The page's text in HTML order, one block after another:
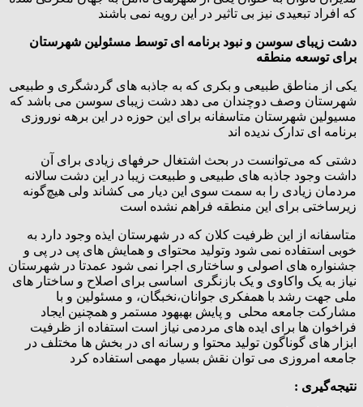
که افراد تبعیدی نیز بی تاثیر در این رویه نمی باشند
دشت زیبای سوسن و نبود برنامه ای توسط مسئولین شهرستان
برای توسعه منطقه
یکی از مناطق طبیعی و بکری که به جاذبه های گردشگری و طبیعی
شهرستان وصف دوچندان می دهد دشت زیبای سوسن می باشد که
مسیولین شهرستان متاسفانه برای این حوزه در این برهه نوروزی
برنامه ای تدارک ندیده اند
دشتی که می‌توانست در بحث اشتغال حرفهای زیادی برای آن
داشت وجود جاذبه های طبیعی و طبیعت زیبا در این دشت سالانه
مردمان زیادی را به سمت سوی این دیار می کشاند ولی هیچ‌گونه
زیرساختی برای این منطقه فراهم نشده است
متاسفانه از این ظرفیت کلان که در شهرستان ایذه وجود دارد به
خوبی استفاده نمی شود وتولید محتوای و همایش های پی در پی و
جشنواره های اصولی و ساختاری اجرا نمی شود عمدتا در شهرستان
نیاز به یک واکاوی و یک بازنگری اساسی برای اصلاح و ساختار های
ملی جهت رشد با همفکری جوانان،نخبگان، و مسئولین و با
مشارکت جامعه محلی و پایش بهبهود مستمر و همچنین ایجاد
فراخوان ها برای ایده های مردمی نیاز است استفاده از ظرفیت
ابزار های گوناگون تولید محتوا و رسانه ای در بخش ها مختلف در
جامعه امروزی می توان نقش بسیار مهمی استفاده کرد
نتیجه‌گیری :